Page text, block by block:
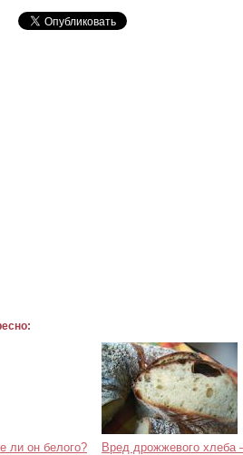
ли он белого? Вред дрожжевого хлеба